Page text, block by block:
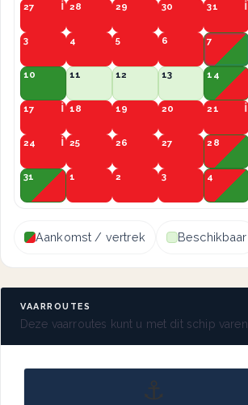
27 28 29 30 31
3 4 5 6 7
10 11 12 13 14
17 18 19 20 21
24 25 26 27 28
31 1 2 3 4
Aankomst / vertrek Beschikbaar
VAARROUTES
Deze vaarroutes kunt u met dit schip varen
⚓